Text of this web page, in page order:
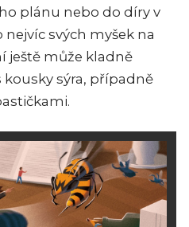
plánu nebo do díry v
svých myšek na
ještě může kladně
sýra, případně